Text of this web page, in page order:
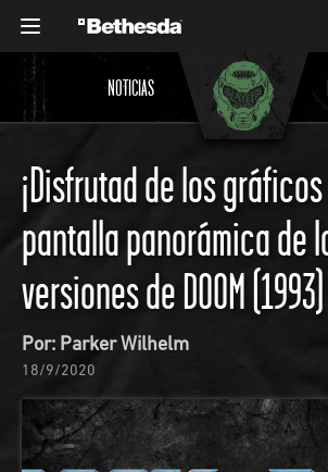
NOTICIAS
¡Disfrutad de los
pantalla panorámica de
versiones de DOOM
Por: Parker Wilhelm
18/9/2020